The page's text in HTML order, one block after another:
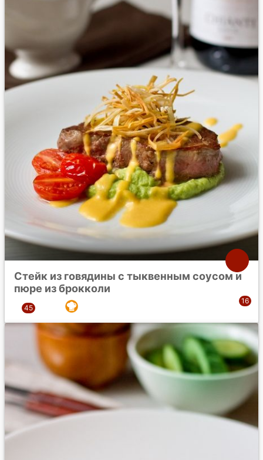
Стейк из говядины с тыквенным соусом и
пюре из брокколи